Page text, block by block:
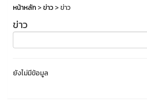
หน้าหลัก>ข่าว> ข่าว
ข่าว
ยังไม่มีข้อมูล